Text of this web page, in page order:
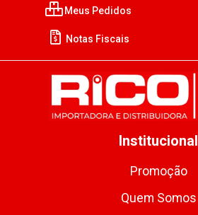
Meus Pedidos
Notas Fiscais
Institucional
Promoção
Quem Somos